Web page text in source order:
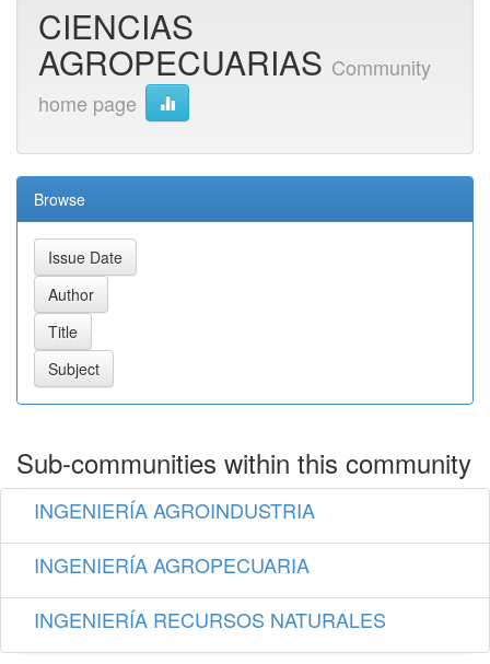
CIENCIAS
AGROPECUARIAS Community
home page
Browse
Sub-communities within this community
INGENIERÍA AGROINDUSTRIA
INGENIERÍA AGROPECUARIA
INGENIERÍA RECURSOS NATURALES